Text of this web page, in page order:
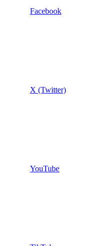
Facebook
X (Twitter)
YouTube